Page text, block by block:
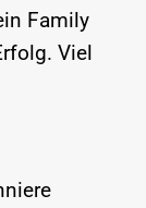
Family
Viel